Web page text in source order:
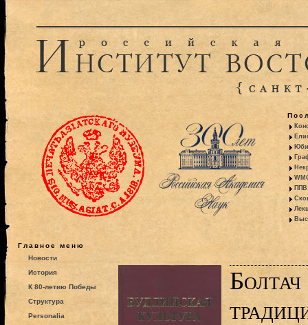
ППВ
Главное меню
Новости
История
К 80-летию Победы
Структура
Personalia